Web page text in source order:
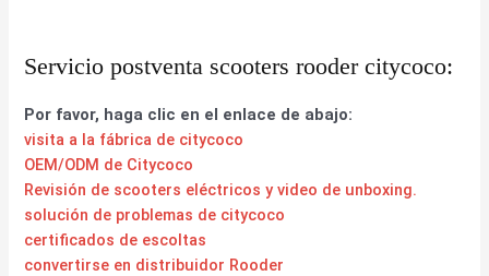
Servicio postventa scooters rooder citycoco:
Por favor, haga clic en el enlace de abajo:
visita a la fábrica de citycoco
OEM/ODM de Citycoco
Revisión de scooters eléctricos y video de unboxing.
solución de problemas de citycoco
certificados de escoltas
convertirse en distribuidor Rooder